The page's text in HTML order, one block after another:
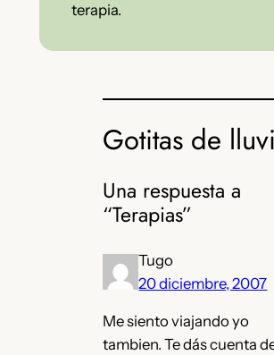
terapia.
Gotitas de
Una respuesta a
“Terapias”
Tugo
20 diciembre, 2007
Me siento viajando yo
tambien. Te dás cuenta